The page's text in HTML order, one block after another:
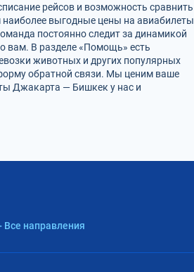
рейсов и возможность сравнить
выгодные цены на авиабилеты
постоянно следит за динамикой
вам. В разделе «Помощь» есть
животных и других популярных
обратной связи. Мы ценим ваше
Джакарта — Бишкек у нас и
Все направления